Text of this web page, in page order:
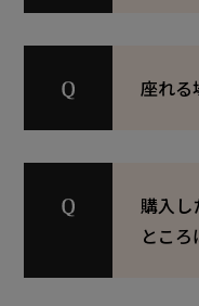
座れる
購入し
ところ